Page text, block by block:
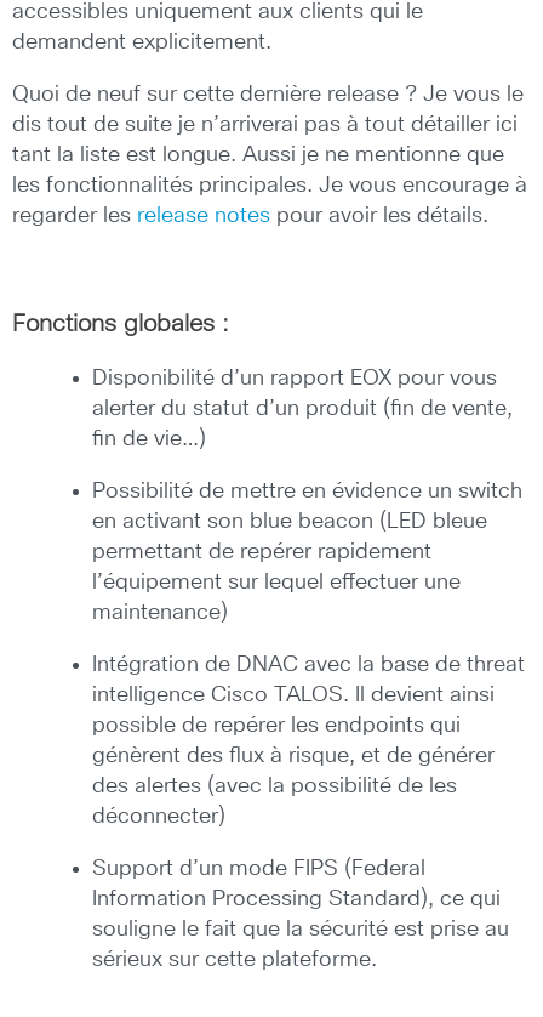
accessibles uniquement aux clients qui le
demandent explicitement.
Quoi de neuf sur cette dernière release ? Je vous le
dis tout de suite je n’arriverai pas à tout détailler ici
tant la liste est longue. Aussi je ne mentionne que
les fonctionnalités principales. Je vous encourage à
regarder les release notes pour avoir les détails.
Fonctions globales :
Disponibilité d’un rapport EOX pour vous
alerter du statut d’un produit (fin de vente,
fin de vie…)
Possibilité de mettre en évidence un switch
en activant son blue beacon (LED bleue
permettant de repérer rapidement
l’équipement sur lequel effectuer une
maintenance)
Intégration de DNAC avec la base de threat
intelligence Cisco TALOS. Il devient ainsi
possible de repérer les endpoints qui
génèrent des flux à risque, et de générer
des alertes (avec la possibilité de les
déconnecter)
Support d’un mode FIPS (Federal
Information Processing Standard), ce qui
souligne le fait que la sécurité est prise au
sérieux sur cette plateforme.